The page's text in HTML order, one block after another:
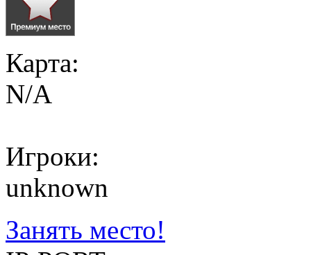
Карта:
N/A
Игроки:
unknown
Занять место!